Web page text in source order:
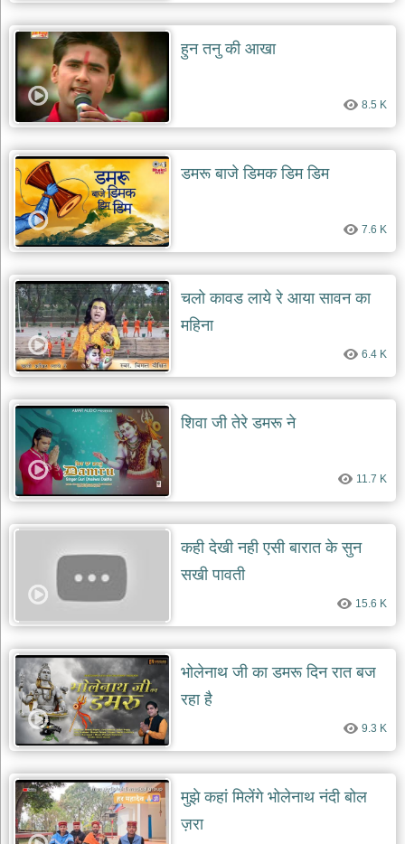
हुन तनु की आखा
8.5 K
डमरू बाजे डिमक डिम डिम
7.6 K
चलो कावड लाये रे आया सावन का
महिना
6.4 K
शिवा जी तेरे डमरू ने
11.7 K
कही देखी नही एसी बारात के सुन
सखी पावती
15.6 K
भोलेनाथ जी का डमरू दिन रात बज
रहा है
9.3 K
मुझे कहां मिलेंगे भोलेनाथ नंदी बोल
ज़रा